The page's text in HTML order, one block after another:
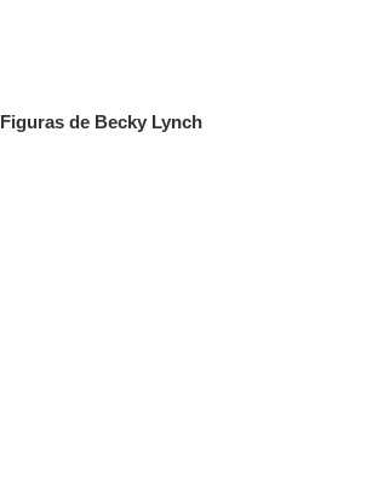
Figuras de Becky Lynch